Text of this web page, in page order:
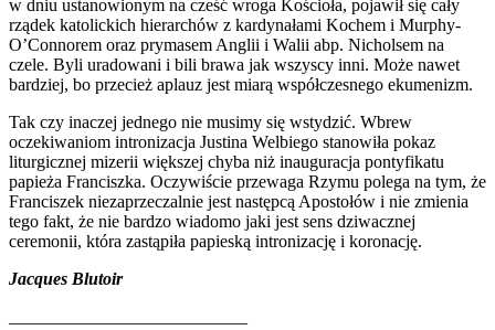
w dniu ustanowionym na cześć wroga Kościoła, pojawił się cały
rządek katolickich hierarchów z kardynałami Kochem i Murphy-
O’Connorem oraz prymasem Anglii i Walii abp. Nicholsem na
czele. Byli uradowani i bili brawa jak wszyscy inni. Może nawet
bardziej, bo przecież aplauz jest miarą współczesnego ekumenizm.
Tak czy inaczej jednego nie musimy się wstydzić. Wbrew
oczekiwaniom intronizacja Justina Welbiego stanowiła pokaz
liturgicznej mizerii większej chyba niż inauguracja pontyfikatu
papieża Franciszka. Oczywiście przewaga Rzymu polega na tym, że
Franciszek niezaprzeczalnie jest następcą Apostołów i nie zmienia
tego fakt, że nie bardzo wiadomo jaki jest sens dziwacznej
ceremonii, która zastąpiła papieską intronizację i koronację.
Jacques Blutoir